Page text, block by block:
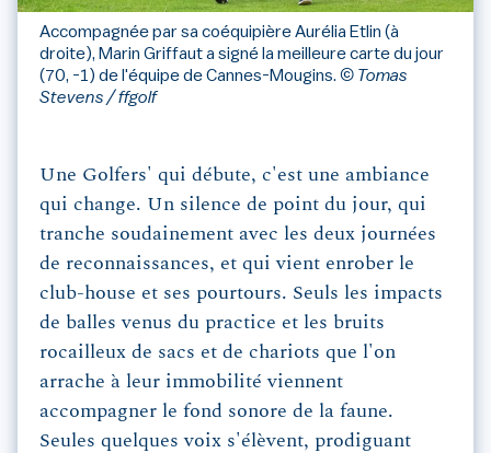
Accompagnée par sa coéquipière Aurélia Etlin (à
droite), Marin Griffaut a signé la meilleure carte du jour
(70, -1) de l'équipe de Cannes-Mougins. © Tomas
Stevens / ffgolf
Une Golfers' qui débute, c'est une ambiance
qui change. Un silence de point du jour, qui
tranche soudainement avec les deux journées
de reconnaissances, et qui vient enrober le
club-house et ses pourtours. Seuls les impacts
de balles venus du practice et les bruits
rocailleux de sacs et de chariots que l'on
arrache à leur immobilité viennent
accompagner le fond sonore de la faune.
Seules quelques voix s'élèvent, prodiguant